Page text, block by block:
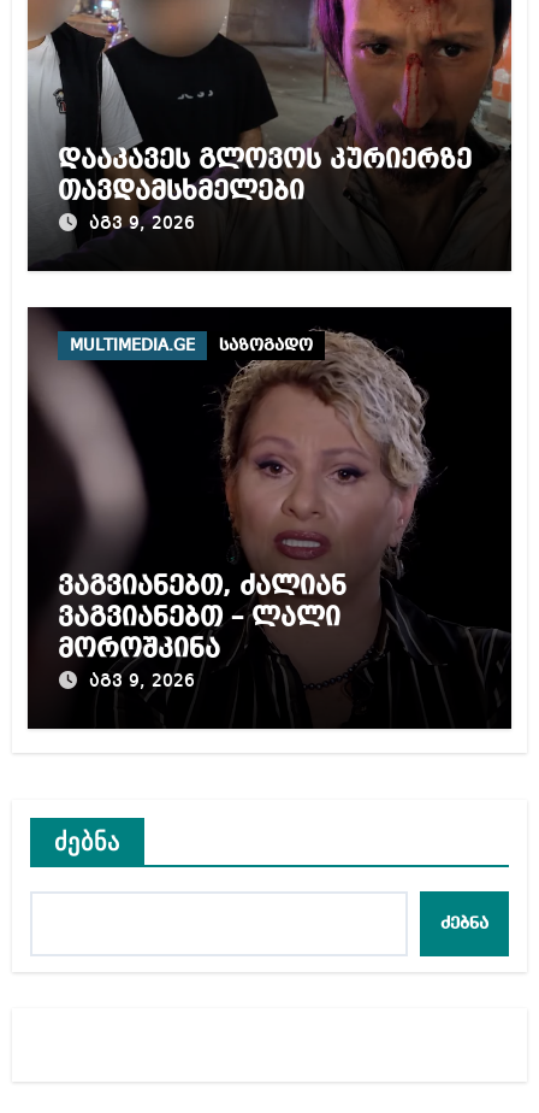
დააკავეს გლოვოს კურიერზე
თავდამსხმელები
აგვ 9, 2026
MULTIMEDIA.GE საზოგადო
ვაგვიანებთ, ძალიან
ვაგვიანებთ – ლალი
მოროშკინა
აგვ 9, 2026
ძებნა
ძებნა